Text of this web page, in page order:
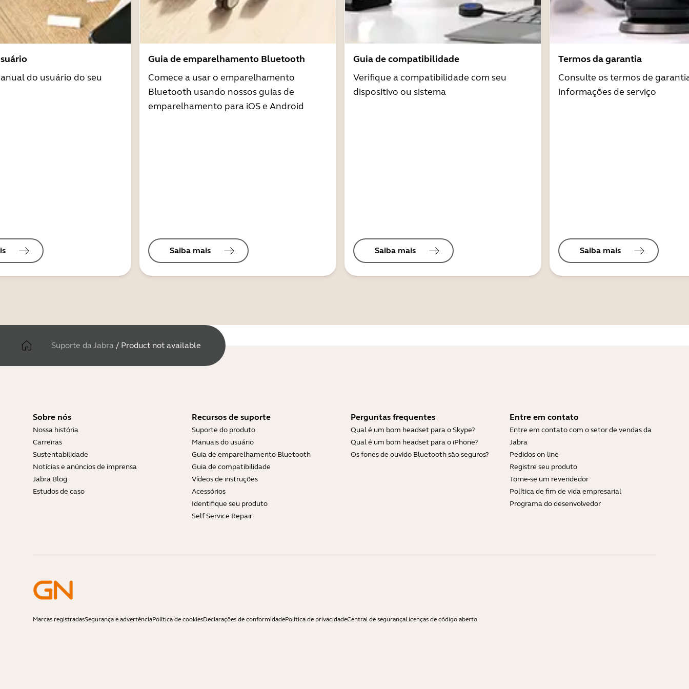
do usuário do seu
Guia de emparelhamento Bluetooth
Comece a usar o emparelhamento
Bluetooth usando nossos guias de
emparelhamento para iOS e Android
Saiba mais
Guia de compatibilidade
Verifique a compatibilidade com seu
dispositivo ou sistema
Saiba mais
Termos da garantia
Consulte os termos de
informações de serviço
Saiba mais
Suporte da Jabra / Product not available
Sobre nós
Nossa história
Carreiras
Sustentabilidade
Notícias e anúncios de imprensa
Jabra Blog
Estudos de caso
Recursos de suporte
Suporte do produto
Manuais do usuário
Guia de emparelhamento Bluetooth
Guia de compatibilidade
Vídeos de instruções
Acessórios
Identifique seu produto
Self Service Repair
Perguntas frequentes
Qual é um bom headset para o Skype?
Qual é um bom headset para o iPhone?
Os fones de ouvido Bluetooth são seguros?
Entre em contato
Entre em contato com o setor de vendas da
Jabra
Pedidos on-line
Registre seu produto
Torne-se um revendedor
Política de fim de vida empresarial
Programa do desenvolvedor
Marcas registradasSegurança e advertênciaPolítica de cookiesDeclarações de conformidadePolítica de privacidadeCentral de segurançaLicenças de código aberto